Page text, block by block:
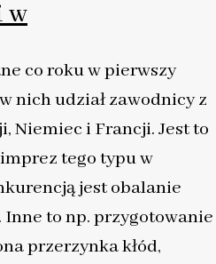
w
co roku w pierwszy
nich udział zawodnicy z
Niemiec i Francji. Jest to
tego typu w
jest obalanie
Inne to np. przygotowanie
przerzynka kłód,